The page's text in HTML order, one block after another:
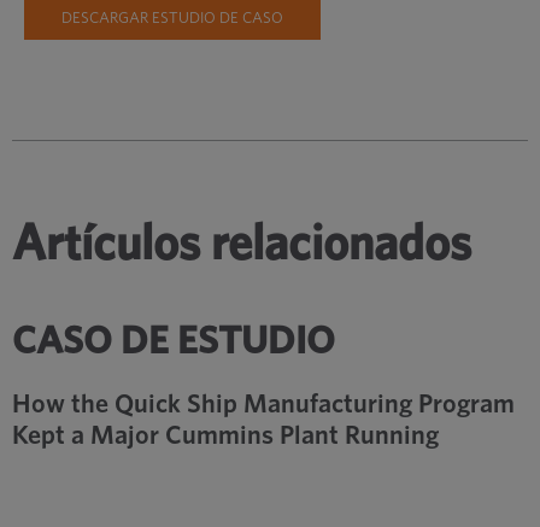
DESCARGAR ESTUDIO DE CASO
Artículos relacionados
CASO DE ESTUDIO
How the Quick Ship Manufacturing Program
Kept a Major Cummins Plant Running